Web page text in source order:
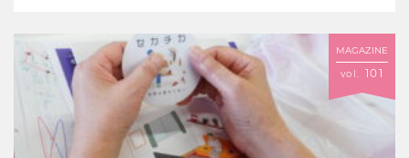
MAGAZINE
vol. 101